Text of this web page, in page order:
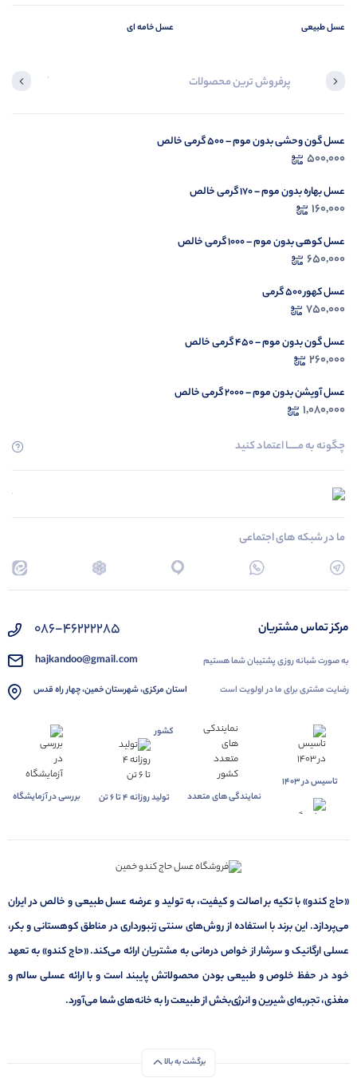
عسل طبیعی عسل خامه ای
پرفروش ترین محصولات آخرین
عسل گون وحشی بدون موم – ۵۰۰ گرمی خالص
500,000
عسل بهاره بدون موم – ۱۷۰ گرمی خالص
160,000
عسل کوهی بدون موم – ۱۰۰۰ گرمی خالص
650,000
عسل کهور 500 گرمی
750,000
عسل گون بدون موم – ۴۵۰ گرمی خالص
260,000
عسل آویشن بدون موم – ۲۰۰۰ گرمی خالص
1,080,000
چگونه به مــــــا اعتماد کنید
ما در شبکه های اجتماعی
مرکز تماس مشتریان
به صورت شبانه روزی پشتیبان شما هستیم
رضایت مشتری برای ما در اولویت است
086-46222285
hajkandoo@gmail.com
استان مرکزی، شهرستان خمین، چهار راه قدس
تاسیس در 1403
نمایندگی های متعدد
کشور
تولید روزانه 4 تا 6 تن بررسی در آزمایشگاه
«حاج کندو» با تکیه بر اصالت و کیفیت، به تولید و عرضه عسل طبیعی و خالص در ایران
می‌پردازد. این برند با استفاده از روش‌های سنتی زنبورداری در مناطق کوهستانی و بکر،
عسلی ارگانیک و سرشار از خواص درمانی به مشتریان ارائه می‌کند. «حاج کندو» به تعهد
خود در حفظ خلوص و طبیعی بودن محصولاتش پایبند است و با ارائه عسلی سالم و
مغذی، تجربه‌ای شیرین و انرژی‌بخش از طبیعت را به خانه‌های شما می‌آورد.
برگشت به بالا